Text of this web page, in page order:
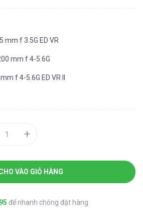
mm f 3.5G ED VR
mm f 4-5.6G
f 4-5.6G ED VR II
+
VÀO GIỎ HÀNG
để nhanh chóng đặt hàng